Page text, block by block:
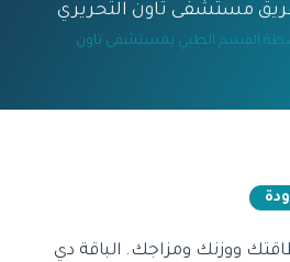
القسم الطبي بمستشفى تاون
طاقتك ووزنك ومزاجك. الباقة دي